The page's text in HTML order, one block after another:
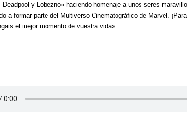
Deadpool y Lobezno» haciendo homenaje a unos seres
a formar parte del Multiverso Cinematográfico de Marvel.
el mejor momento de vuestra vida».